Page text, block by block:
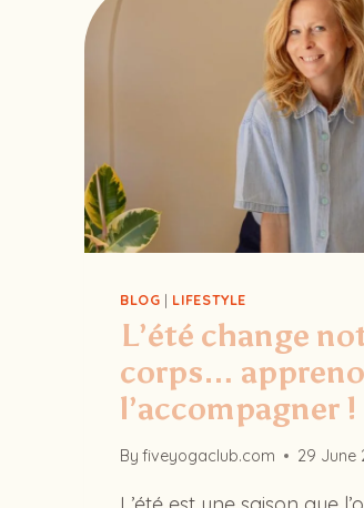
BLOG | LIFESTYLE
L’été change
corps…
l’accompagner !
By fiveyogaclub.com 29 June